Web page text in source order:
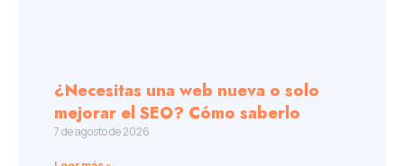
¿Necesitas una web nueva o solo
mejorar el SEO? Cómo saberlo
7 de agosto de 2026